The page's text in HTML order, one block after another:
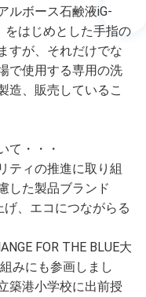
ルボース石鹸液iG-
をはじめとした手指の
すが、それだけでな
で使用する専用の洗
造、販売しているこ
て・・・
ティの推進に取り組
した製品ブランド
げ、エコにつながらる
FOR THE BLUE大
みにも参画しまし
築港小学校に出前授